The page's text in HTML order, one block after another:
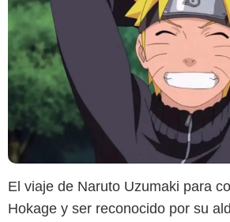
El viaje de Naruto Uzumaki para
Hokage y ser reconocido por su